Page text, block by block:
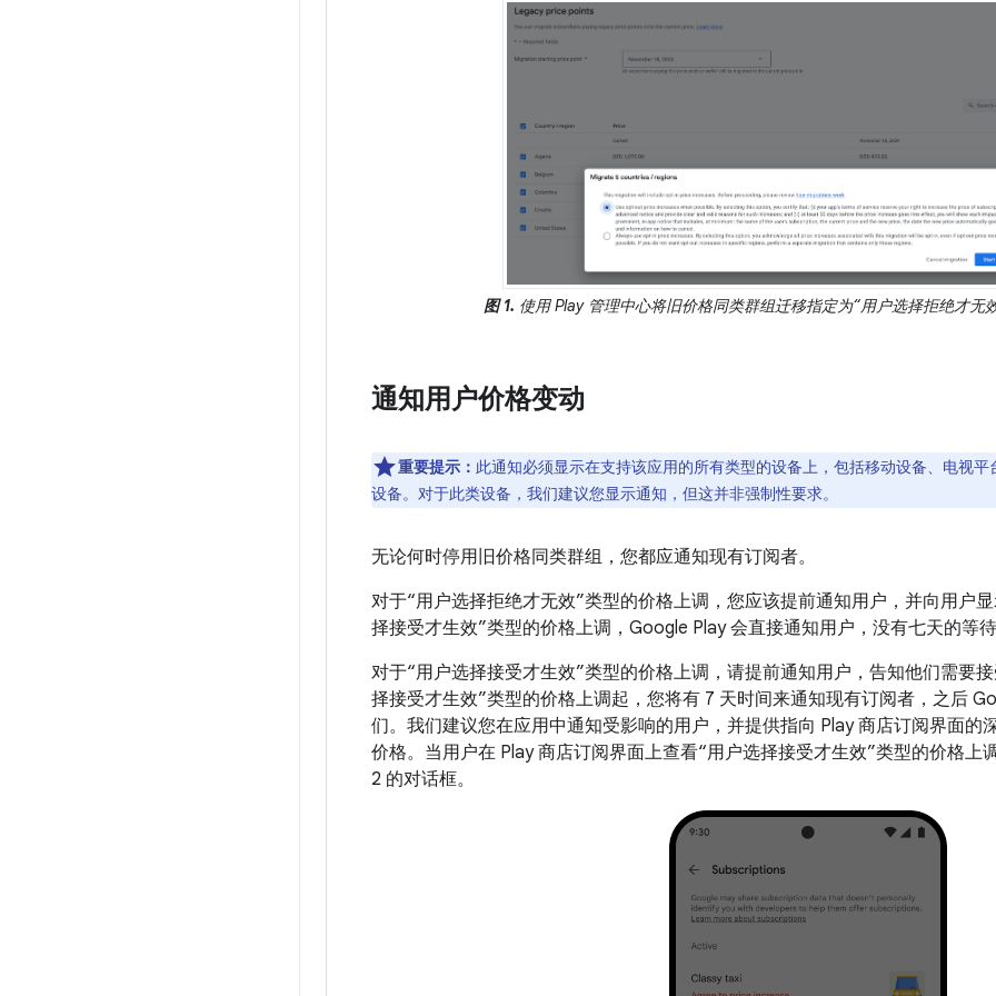
图 1. 使用 Play 管理中心将旧价格同类群组迁移指定为“用户选择拒绝才无
通知用户价格变动
重要提示： 此通知必须显示在支持该应用的所有类型的设备上，包括移动设备、电视
设备。对于此类设备，我们建议您显示通知，但这并非强制性要求。
无论何时停用旧价格同类群组，您都应通知现有订阅者。
对于“用户选择拒绝才无效”类型的价格上调，您应该提前通知用户，并向用户
择接受才生效”类型的价格上调，Google Play 会直接通知用户，没有七天的等
对于“用户选择接受才生效”类型的价格上调，请提前通知用户，告知他们需要
择接受才生效”类型的价格上调起，您将有 7 天时间来通知现有订阅者，之后
们。我们建议您在应用中通知受影响的用户，并提供指向 Play 商店订阅界面的
价格。当用户在 Play 商店订阅界面上查看“用户选择接受才生效”类型的价格上
2 的对话框。